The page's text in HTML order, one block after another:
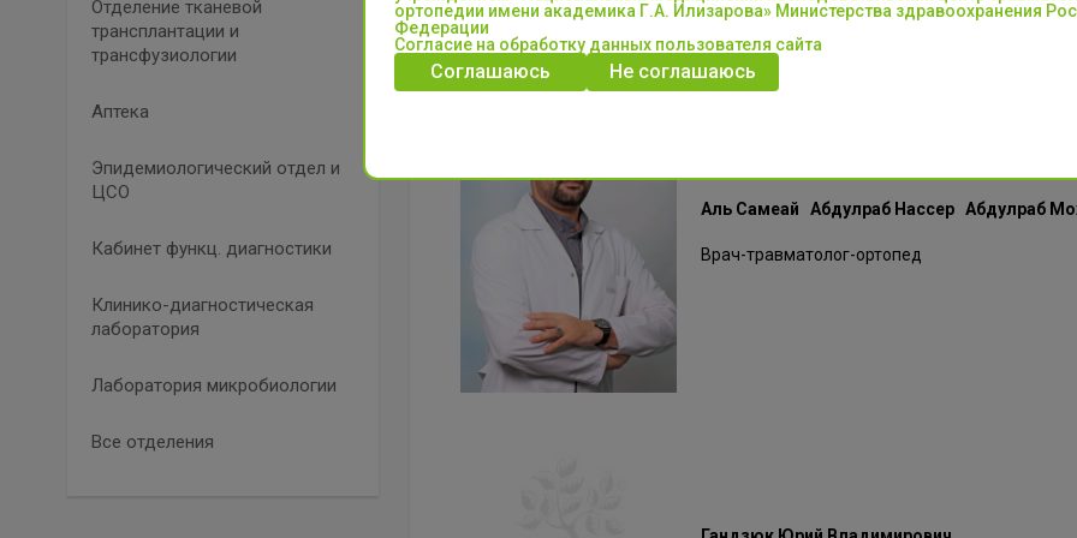
Отделение тканевой
трансплантации и
трансфузиологии
Аптека
Эпидемиологический отдел и
ЦСО
Кабинет функц. диагностики
Клинико-диагностическая
лаборатория
Лаборатория микробиологии
Все отделения
Аль Самеай Абдулраб Нассер Абдулраб
Врач-травматолог-ортопед
ортопедии имени академика Г.А. Илизарова» Министерства здравоохранения
Федерации
Согласие на обработку данных пользователя сайта
Соглашаюсь Не соглашаюсь